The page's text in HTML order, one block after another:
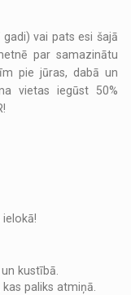
vai pats esi šajā
par samazinātu
pie jūras, dabā un
vietas iegūst 50%
kustībā.
paliks atmiņā.